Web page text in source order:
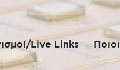
Live Links